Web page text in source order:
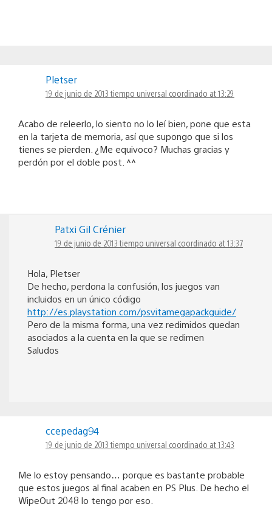
Pletser
19 de junio de 2013 tiempo universal coordinado at 13:29
Acabo de releerlo, lo siento no lo leí bien, pone que esta
en la tarjeta de memoria, así que supongo que si los
tienes se pierden. ¿Me equivoco? Muchas gracias y
perdón por el doble post. ^^
Patxi Gil Crénier
19 de junio de 2013 tiempo universal coordinado at 13:37
Hola, Pletser
De hecho, perdona la confusión, los juegos van
incluidos en un único código
http://es.playstation.com/psvitamegapackguide/
Pero de la misma forma, una vez redimidos quedan
asociados a la cuenta en la que se redimen
Saludos
ccepedag94
19 de junio de 2013 tiempo universal coordinado at 13:43
Me lo estoy pensando… porque es bastante probable
que estos juegos al final acaben en PS Plus. De hecho el
WipeOut 2048 lo tengo por eso.